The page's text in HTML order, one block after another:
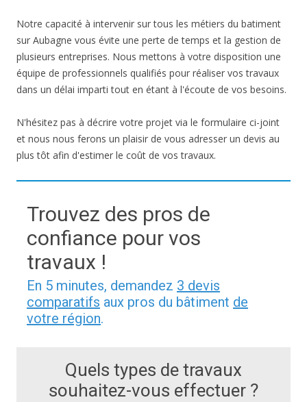
Notre capacité à intervenir sur tous les métiers du batiment
sur Aubagne vous évite une perte de temps et la gestion de
plusieurs entreprises. Nous mettons à votre disposition une
équipe de professionnels qualifiés pour réaliser vos travaux
dans un délai imparti tout en étant à l'écoute de vos besoins.
N'hésitez pas à décrire votre projet via le formulaire ci-joint
et nous nous ferons un plaisir de vous adresser un devis au
plus tôt afin d'estimer le coût de vos travaux.
Trouvez des pros de
confiance pour vos
travaux !
En 5 minutes, demandez 3 devis
comparatifs aux pros du bâtiment de
votre région.
Quels types de travaux
souhaitez-vous effectuer ?